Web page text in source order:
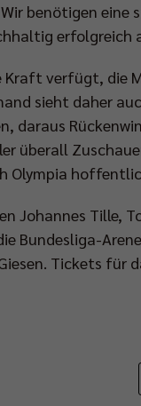
benötigen
erfolgreich
Kraft verfügt, die
sieht daher
daraus
überall
Olympia
Johannes
Bundesliga-
Tickets für